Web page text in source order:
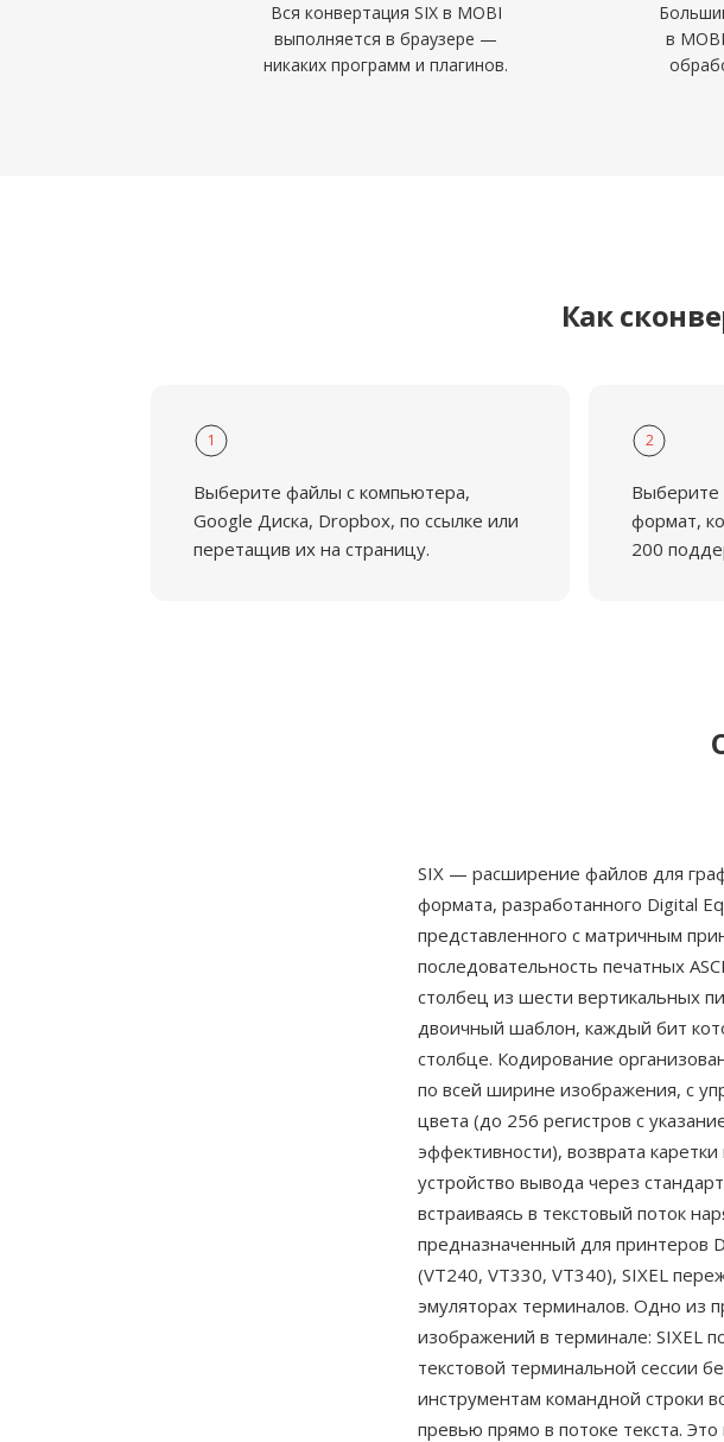
Вся конвертация SIX в MOBI
выполняется в браузере —
никаких программ и плагинов.
в
Как
1
Выберите файлы с компьютера,
Google Диска, Dropbox, по ссылке или
перетащив их на страницу.
2
Выберите
формат,
200
SIX — расширение файлов для
формата, разработанного Digital
представленного с матричным
последовательность печатных
столбец из шести вертикальных
двоичный шаблон, каждый бит
столбце. Кодирование
по всей ширине изображения, с
цвета (до 256 регистров с
эффективности), возврата
устройство вывода через
встраиваясь в текстовый поток
предназначенный для принтеров
(VT240, VT330, VT340), SIXEL
эмуляторах терминалов. Одно из
изображений в терминале: SIXEL
текстовой терминальной сессии
инструментам командной строки
превью прямо в потоке текста.